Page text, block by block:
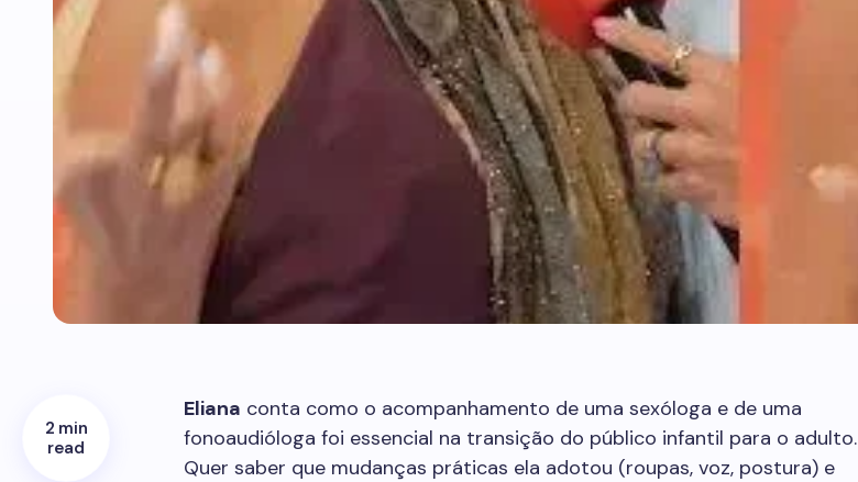
2 min
read
Eliana conta como o acompanhamento de uma sexóloga e de uma
fonoaudióloga foi essencial na transição do público infantil para o adulto.
Quer saber que mudanças práticas ela adotou (roupas, voz, postura) e